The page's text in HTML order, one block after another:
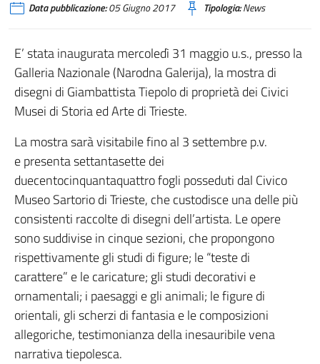
Data pubblicazione:05 Giugno 2017 Tipologia:News
E’ stata inaugurata mercoledì 31 maggio u.s., presso la
Galleria Nazionale (Narodna Galerija), la mostra di
disegni di Giambattista Tiepolo di proprietà dei Civici
Musei di Storia ed Arte di Trieste.
La mostra sarà visitabile fino al 3 settembre p.v.
e presenta settantasette dei
duecentocinquantaquattro fogli posseduti dal Civico
Museo Sartorio di Trieste, che custodisce una delle più
consistenti raccolte di disegni dell’artista. Le opere
sono suddivise in cinque sezioni, che propongono
rispettivamente gli studi di figure; le “teste di
carattere” e le caricature; gli studi decorativi e
ornamentali; i paesaggi e gli animali; le figure di
orientali, gli scherzi di fantasia e le composizioni
allegoriche, testimonianza della inesauribile vena
narrativa tiepolesca.